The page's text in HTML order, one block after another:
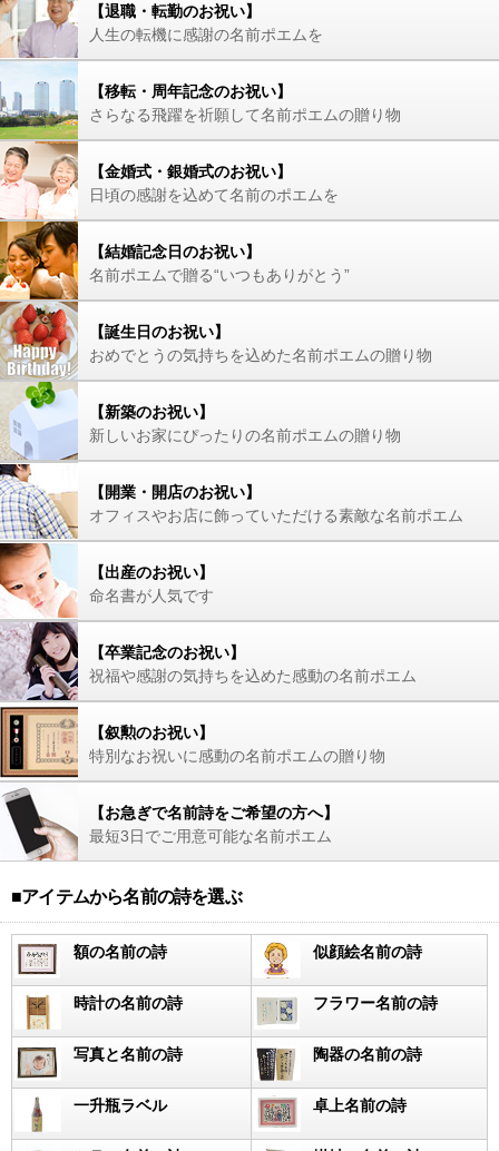
【退職・転勤のお祝い】
人生の転機に感謝の名前ポエムを
【移転・周年記念のお祝い】
さらなる飛躍を祈願して名前ポエムの贈り物
【金婚式・銀婚式のお祝い】
日頃の感謝を込めて名前のポエムを
【結婚記念日のお祝い】
名前ポエムで贈る“いつもありがとう”
【誕生日のお祝い】
おめでとうの気持ちを込めた名前ポエムの贈り物
【新築のお祝い】
新しいお家にぴったりの名前ポエムの贈り物
【開業・開店のお祝い】
オフィスやお店に飾っていただける素敵な名前ポエム
【出産のお祝い】
命名書が人気です
【卒業記念のお祝い】
祝福や感謝の気持ちを込めた感動の名前ポエム
【叙勲のお祝い】
特別なお祝いに感動の名前ポエムの贈り物
【お急ぎで名前詩をご希望の方へ】
最短3日でご用意可能な名前ポエム
■アイテムから名前の詩を選ぶ
額の名前の詩 似顔絵名前の詩
時計の名前の詩 フラワー名前の詩
写真と名前の詩 陶器の名前の詩
一升瓶ラベル 卓上名前の詩